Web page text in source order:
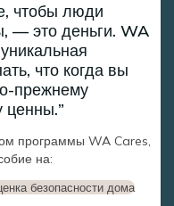
чтобы люди
— это деньги. WA
что когда вы
прежнему
ценны.
программы WA Cares,
на:
безопасности дома